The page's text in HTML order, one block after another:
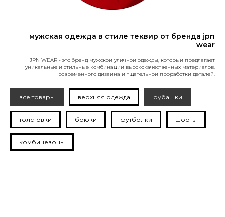
мужская одежда в стиле теквир от бренда jpn
wear
JPN WEAR - это бренд мужской уличной одежды, который предлагает
уникальные и стильные комбинации высококачественных материалов,
современного дизайна и тщательной проработки деталей.
все товары верхняя одежда рубашки
толстовки брюки футболки шорты
комбинезоны